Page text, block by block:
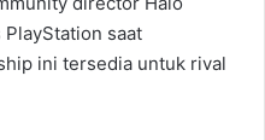
saat
ini tersedia untuk rival